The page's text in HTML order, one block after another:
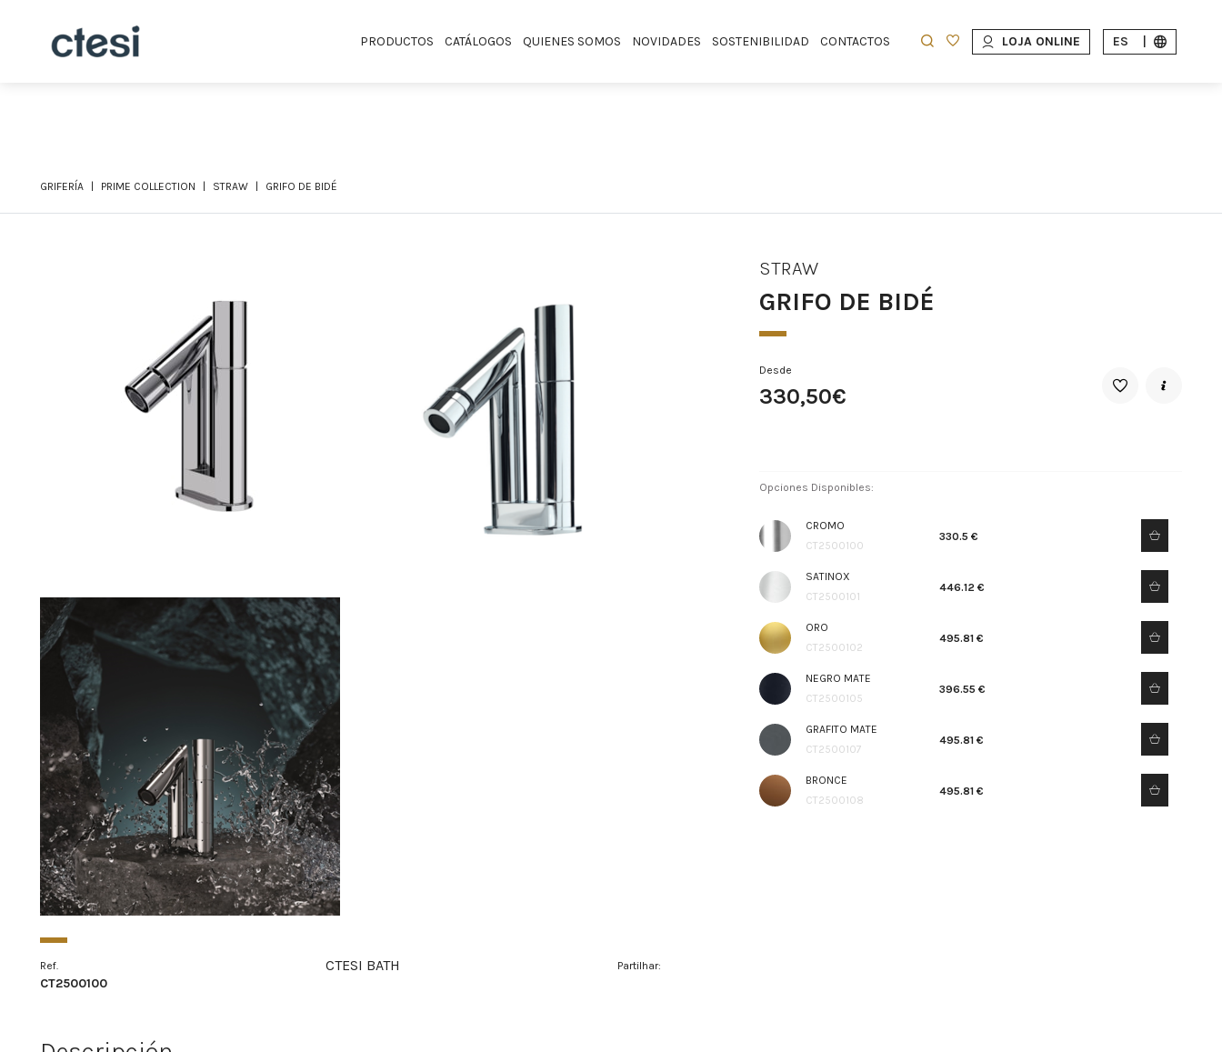
PRODUCTOS CATÁLOGOS QUIENES SOMOS NOVIDADES SOSTENIBILIDAD CONTACTOS LOJA ONLINE ES
GRIFERÍA PRIME COLLECTION STRAW GRIFO DE BIDÉ
STRAW
GRIFO DE BIDÉ
Desde
330,50€
Opciones Disponibles:
CROMO
CT2500100
330.5 €
SATINOX
CT2500101
446.12 €
ORO
CT2500102
495.81 €
NEGRO MATE
CT2500105
396.55 €
GRAFITO MATE
CT2500107
495.81 €
BRONCE
CT2500108
495.81 €
Ref.
CT2500100
CTESI BATH Partilhar: